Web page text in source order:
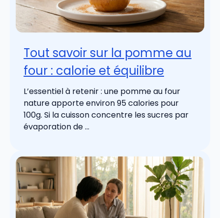
Tout savoir sur la pomme au
four : calorie et équilibre
L’essentiel à retenir : une pomme au four
nature apporte environ 95 calories pour
100g. Si la cuisson concentre les sucres par
évaporation de ...